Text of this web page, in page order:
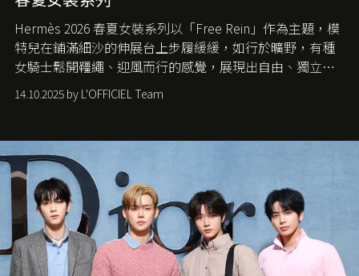
Hermès 2026 春夏女裝系列以「Free Rein」作為主題，模
特兒在鋪滿細沙的伸展台上步履緩緩，如行於曠野，有種
女騎士鬆開韁繩、迎風而行的感覺，展現出自由、獨立與
從容的態度。
14.10.2025 by L'OFFICIEL Team